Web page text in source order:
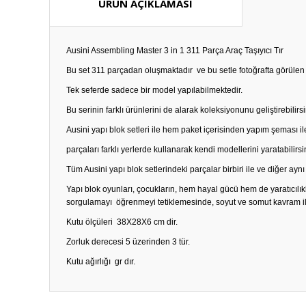
ÜRÜN AÇIKLAMASI
Ausini Assembling Master 3 in 1 311 Parça Araç Taşıyıcı Tır
Bu set 311 parçadan oluşmaktadır ve bu setle fotoğrafta
Tek seferde sadece bir model yapılabilmektedir.
Bu serinin farklı ürünlerini de alarak koleksiyonunu
Ausini yapı blok setleri ile hem paket içerisinden yapım şeması
parçaları farklı yerlerde kullanarak kendi modellerini
Tüm Ausini yapı blok setlerindeki parçalar birbiri ile ve diğer
Yapı blok oyunları, çocukların, hem hayal gücü hem de
sorgulamayı öğrenmeyi tetiklemesinde, soyut ve somut kavram
Kutu ölçüleri 38X28X6 cm dir.
Zorluk derecesi 5 üzerinden 3 tür.
Kutu ağırlığı gr dır.